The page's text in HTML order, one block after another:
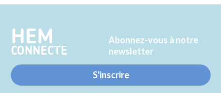
Twitter
Facebook
HEM
CONNECTE
Abonnez-vous à notre
newsletter
S'inscrire